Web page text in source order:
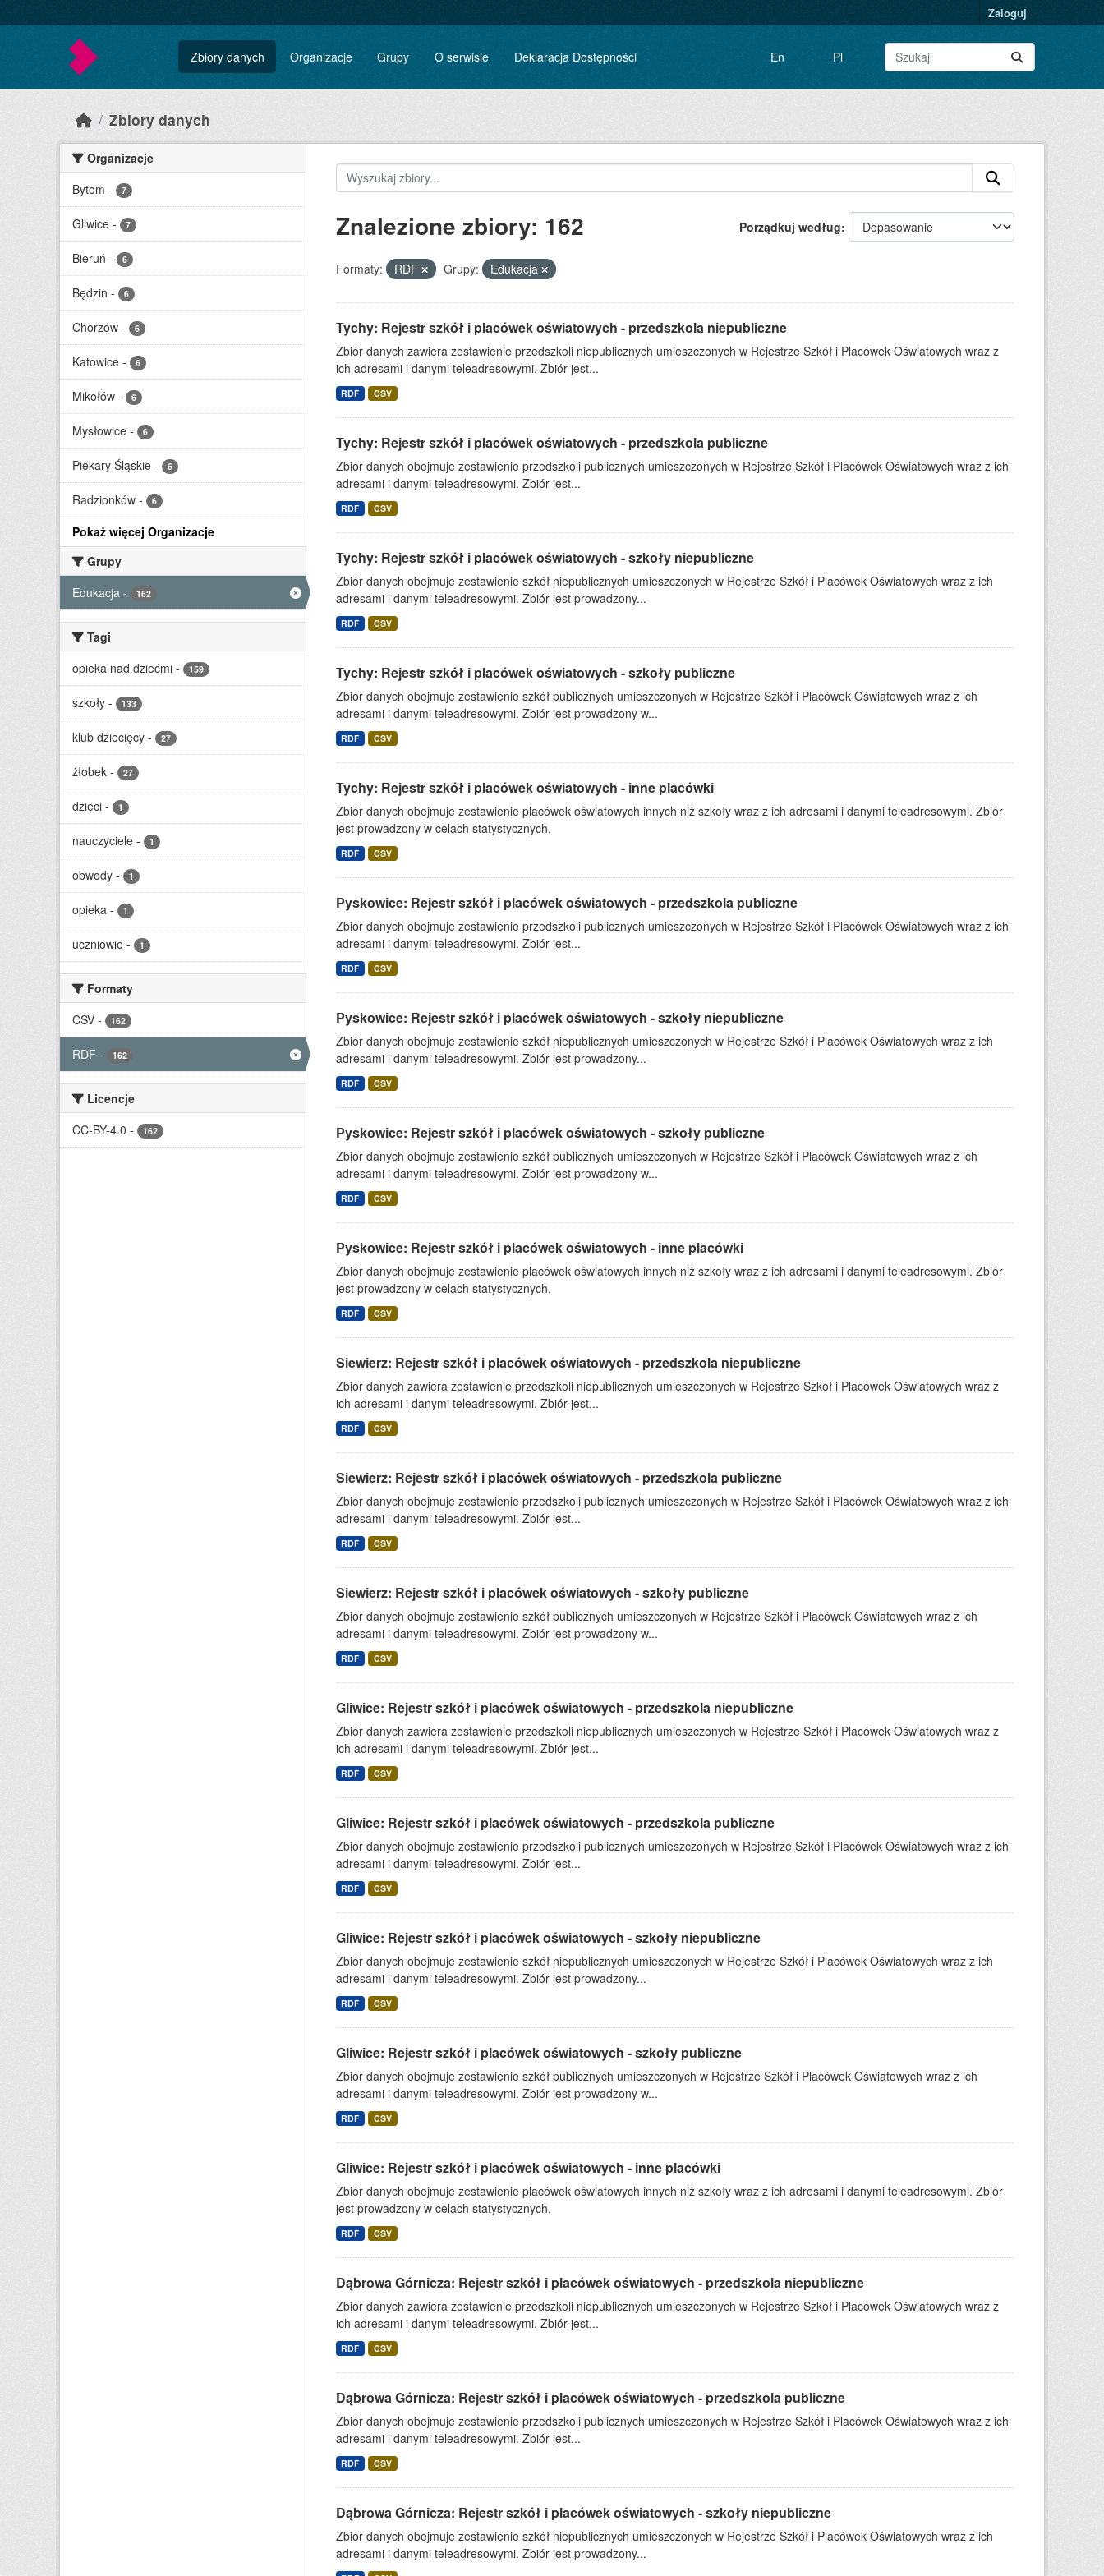
Zaloguj
Zbiory danych Organizacje Grupy O serwisie Deklaracja Dostępności En Pl
Zbiory danych
Organizacje
Bytom - 7
Gliwice - 7
Bieruń - 6
Będzin - 6
Chorzów - 6
Katowice - 6
Mikołów - 6
Mysłowice - 6
Piekary Śląskie - 6
Radzionków - 6
Pokaż więcej Organizacje
Grupy
Edukacja - 162
Tagi
opieka nad dziećmi - 159
szkoły - 133
klub dziecięcy - 27
żłobek - 27
dzieci - 1
nauczyciele - 1
obwody - 1
opieka - 1
uczniowie - 1
Formaty
CSV - 162
RDF - 162
Licencje
CC-BY-4.0 - 162
Porządkuj według
Znalezione zbiory: 162
Formaty: RDF Grupy: Edukacja
Tychy: Rejestr szkół i placówek oświatowych - przedszkola niepubliczne
Zbiór danych zawiera zestawienie przedszkoli niepublicznych umieszczonych w Rejestrze Szkół i Placówek Oświatowych wraz z
ich adresami i danymi teleadresowymi. Zbiór jest...
RDF CSV
Tychy: Rejestr szkół i placówek oświatowych - przedszkola publiczne
Zbiór danych obejmuje zestawienie przedszkoli publicznych umieszczonych w Rejestrze Szkół i Placówek Oświatowych wraz z ich
adresami i danymi teleadresowymi. Zbiór jest...
RDF CSV
Tychy: Rejestr szkół i placówek oświatowych - szkoły niepubliczne
Zbiór danych obejmuje zestawienie szkół niepublicznych umieszczonych w Rejestrze Szkół i Placówek Oświatowych wraz z ich
adresami i danymi teleadresowymi. Zbiór jest prowadzony...
RDF CSV
Tychy: Rejestr szkół i placówek oświatowych - szkoły publiczne
Zbiór danych obejmuje zestawienie szkół publicznych umieszczonych w Rejestrze Szkół i Placówek Oświatowych wraz z ich
adresami i danymi teleadresowymi. Zbiór jest prowadzony w...
RDF CSV
Tychy: Rejestr szkół i placówek oświatowych - inne placówki
Zbiór danych obejmuje zestawienie placówek oświatowych innych niż szkoły wraz z ich adresami i danymi teleadresowymi. Zbiór
jest prowadzony w celach statystycznych.
RDF CSV
Pyskowice: Rejestr szkół i placówek oświatowych - przedszkola publiczne
Zbiór danych obejmuje zestawienie przedszkoli publicznych umieszczonych w Rejestrze Szkół i Placówek Oświatowych wraz z ich
adresami i danymi teleadresowymi. Zbiór jest...
RDF CSV
Pyskowice: Rejestr szkół i placówek oświatowych - szkoły niepubliczne
Zbiór danych obejmuje zestawienie szkół niepublicznych umieszczonych w Rejestrze Szkół i Placówek Oświatowych wraz z ich
adresami i danymi teleadresowymi. Zbiór jest prowadzony...
RDF CSV
Pyskowice: Rejestr szkół i placówek oświatowych - szkoły publiczne
Zbiór danych obejmuje zestawienie szkół publicznych umieszczonych w Rejestrze Szkół i Placówek Oświatowych wraz z ich
adresami i danymi teleadresowymi. Zbiór jest prowadzony w...
RDF CSV
Pyskowice: Rejestr szkół i placówek oświatowych - inne placówki
Zbiór danych obejmuje zestawienie placówek oświatowych innych niż szkoły wraz z ich adresami i danymi teleadresowymi. Zbiór
jest prowadzony w celach statystycznych.
RDF CSV
Siewierz: Rejestr szkół i placówek oświatowych - przedszkola niepubliczne
Zbiór danych zawiera zestawienie przedszkoli niepublicznych umieszczonych w Rejestrze Szkół i Placówek Oświatowych wraz z
ich adresami i danymi teleadresowymi. Zbiór jest...
RDF CSV
Siewierz: Rejestr szkół i placówek oświatowych - przedszkola publiczne
Zbiór danych obejmuje zestawienie przedszkoli publicznych umieszczonych w Rejestrze Szkół i Placówek Oświatowych wraz z ich
adresami i danymi teleadresowymi. Zbiór jest...
RDF CSV
Siewierz: Rejestr szkół i placówek oświatowych - szkoły publiczne
Zbiór danych obejmuje zestawienie szkół publicznych umieszczonych w Rejestrze Szkół i Placówek Oświatowych wraz z ich
adresami i danymi teleadresowymi. Zbiór jest prowadzony w...
RDF CSV
Gliwice: Rejestr szkół i placówek oświatowych - przedszkola niepubliczne
Zbiór danych zawiera zestawienie przedszkoli niepublicznych umieszczonych w Rejestrze Szkół i Placówek Oświatowych wraz z
ich adresami i danymi teleadresowymi. Zbiór jest...
RDF CSV
Gliwice: Rejestr szkół i placówek oświatowych - przedszkola publiczne
Zbiór danych obejmuje zestawienie przedszkoli publicznych umieszczonych w Rejestrze Szkół i Placówek Oświatowych wraz z ich
adresami i danymi teleadresowymi. Zbiór jest...
RDF CSV
Gliwice: Rejestr szkół i placówek oświatowych - szkoły niepubliczne
Zbiór danych obejmuje zestawienie szkół niepublicznych umieszczonych w Rejestrze Szkół i Placówek Oświatowych wraz z ich
adresami i danymi teleadresowymi. Zbiór jest prowadzony...
RDF CSV
Gliwice: Rejestr szkół i placówek oświatowych - szkoły publiczne
Zbiór danych obejmuje zestawienie szkół publicznych umieszczonych w Rejestrze Szkół i Placówek Oświatowych wraz z ich
adresami i danymi teleadresowymi. Zbiór jest prowadzony w...
RDF CSV
Gliwice: Rejestr szkół i placówek oświatowych - inne placówki
Zbiór danych obejmuje zestawienie placówek oświatowych innych niż szkoły wraz z ich adresami i danymi teleadresowymi. Zbiór
jest prowadzony w celach statystycznych.
RDF CSV
Dąbrowa Górnicza: Rejestr szkół i placówek oświatowych - przedszkola niepubliczne
Zbiór danych zawiera zestawienie przedszkoli niepublicznych umieszczonych w Rejestrze Szkół i Placówek Oświatowych wraz z
ich adresami i danymi teleadresowymi. Zbiór jest...
RDF CSV
Dąbrowa Górnicza: Rejestr szkół i placówek oświatowych - przedszkola publiczne
Zbiór danych obejmuje zestawienie przedszkoli publicznych umieszczonych w Rejestrze Szkół i Placówek Oświatowych wraz z ich
adresami i danymi teleadresowymi. Zbiór jest...
RDF CSV
Dąbrowa Górnicza: Rejestr szkół i placówek oświatowych - szkoły niepubliczne
Zbiór danych obejmuje zestawienie szkół niepublicznych umieszczonych w Rejestrze Szkół i Placówek Oświatowych wraz z ich
adresami i danymi teleadresowymi. Zbiór jest prowadzony...